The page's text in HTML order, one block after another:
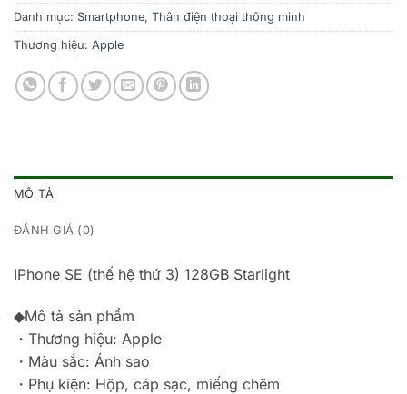
Danh mục: Smartphone, Thân điện thoại thông minh
Thương hiệu: Apple
MÔ TẢ
ĐÁNH GIÁ (0)
IPhone SE (thế hệ thứ 3) 128GB Starlight
◆Mô tả sản phẩm
・Thương hiệu: Apple
・Màu sắc: Ánh sao
・Phụ kiện: Hộp, cáp sạc, miếng chêm